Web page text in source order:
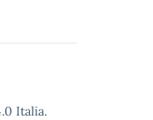
Italia.